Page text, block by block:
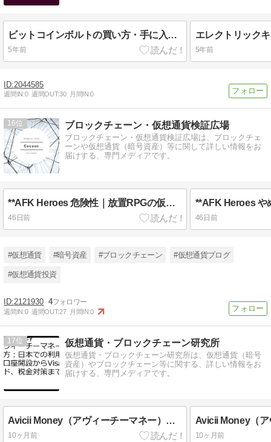
ビットコインボルトの買い方・手に入れる方法を解説！
5年前 5年前
2044585
週間IN:0 週間OUT:30 月間IN:0
16 ブロックチェーン・仮想通貨検証広場
ブロックチェーン・仮想通貨検証広場は、ブロックチェ
ーンや仮想通貨（暗号資産）等に関して詳しい情報をお
届けする、専門メディアです。
**AFK Heroes 危険性｜放置RPGの仮想通貨リスクと中毒・セキュリティの全危険性を徹底解説**
46日前 46日前
#仮想通貨 #暗号資産 #ブロックチェーン #仮想通貨ブログ
#仮想通貨投資
2121930 4
週間IN:0 週間OUT:27 月間IN:0
17 仮想通貨・ブロックチェーン研究所
仮想通貨・ブロックチェーン研究所は、仮想通貨（暗号
資産）やブロックチェーン等に関する、詳しい情報をお
届けする、専門メディアです。
Avicii Money（アヴィーチーマネー）の使い方：日本での利用ガイド！口座開設からVisaカード、税金対策まで徹底解説
10ヶ月前 10ヶ月前